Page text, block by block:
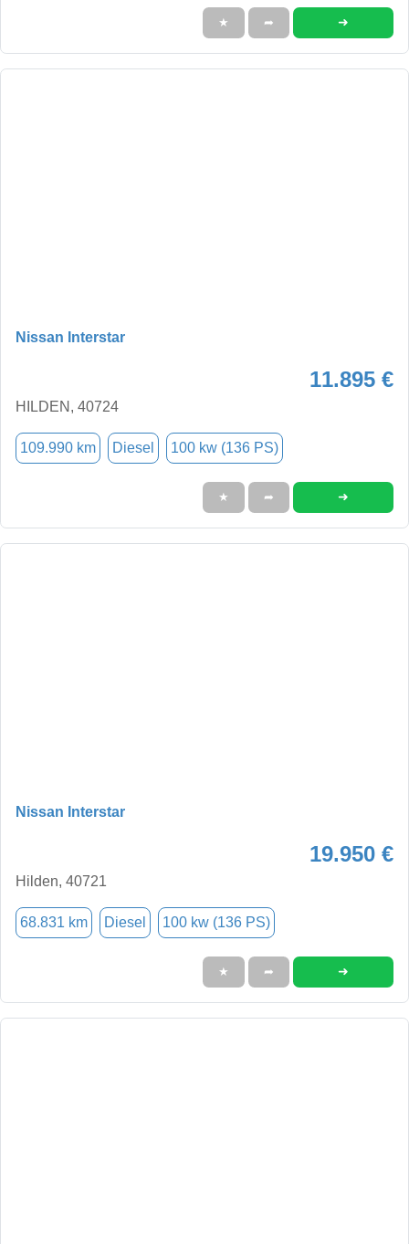
★ ➦ ➜
Nissan Interstar
11.895 €
HILDEN, 40724
109.990 km Diesel 100 kw (136 PS)
★ ➦ ➜
Nissan Interstar
19.950 €
Hilden, 40721
68.831 km Diesel 100 kw (136 PS)
★ ➦ ➜